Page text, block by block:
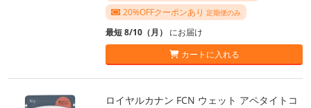
20%OFFクーポンあり 定期便のみ
最短 8/10（月） にお届け
カートに入れる
ロイヤルカナン FCN ウェット アペタイトコ